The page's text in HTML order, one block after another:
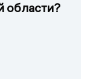
области?